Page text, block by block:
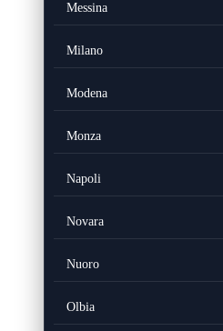
Messina
Milano
Modena
Monza
Napoli
Novara
Nuoro
Olbia